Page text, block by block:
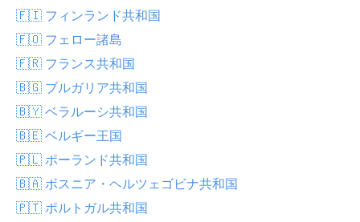
🇫🇮 フィンランド共和国
🇫🇴 フェロー諸島
🇫🇷 フランス共和国
🇧🇬 ブルガリア共和国
🇧🇾 ベラルーシ共和国
🇧🇪 ベルギー王国
🇵🇱 ポーランド共和国
🇧🇦 ボスニア・ヘルツェゴビナ共和国
🇵🇹 ポルトガル共和国